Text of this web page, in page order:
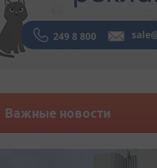
Важные новости